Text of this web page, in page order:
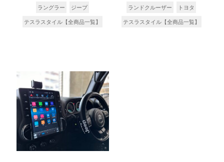
ラングラー
ジープ
テスラスタイル【全商品一覧】
ランドクルーザー
トヨタ
テスラスタイル【全商品一覧】